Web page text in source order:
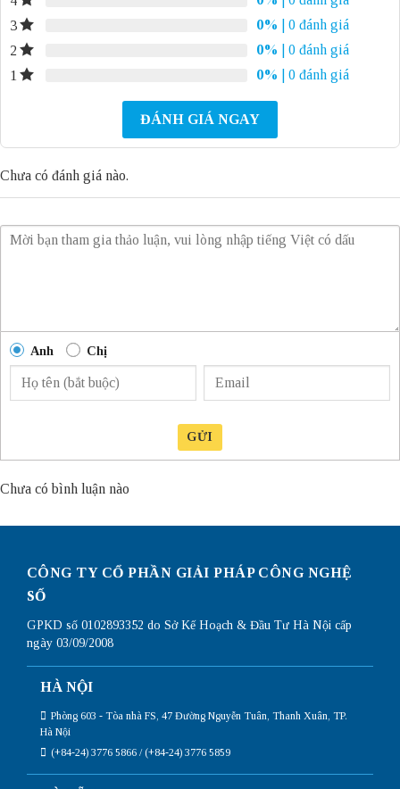
3
0%
| 0 đánh giá
2
0%
| 0 đánh giá
1
0% | 0 đánh giá
ĐÁNH GIÁ NGAY
Chưa có đánh giá nào.
Anh Chị
GỬI
Chưa có bình luận nào
CÔNG TY CỔ PHẦN GIẢI PHÁP CÔNG NGHỆ
SỐ
GPKD số 0102893352 do Sở Kế Hoạch & Đầu Tư Hà Nội cấp
ngày 03/09/2008
HÀ NỘI
Phòng 603 - Tòa nhà FS, 47 Đường Nguyễn Tuân, Thanh Xuân, TP.
Hà Nội
(+84-24) 3776 5866 / (+84-24) 3776 5859